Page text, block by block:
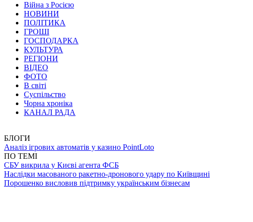
Війна з Росією
НОВИНИ
ПОЛІТИКА
ГРОШІ
ГОСПОДАРКА
КУЛЬТУРА
РЕГІОНИ
ВІДЕО
ФОТО
В світі
Суспільство
Чорна хроніка
КАНАЛ РАДА
БЛОГИ
Аналіз ігрових автоматів у казино PointLoto
ПО ТЕМІ
СБУ викрила у Києві агента ФСБ
Наслідки масованого ракетно-дронового удару по Київщині
Порошенко висловив підтримку українським бізнесам